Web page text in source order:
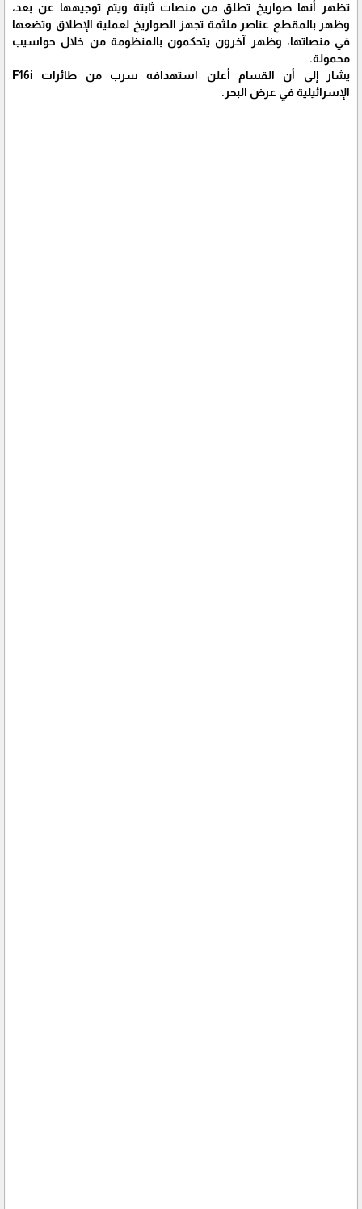
تظهر أنها صواريخ تطلق من منصات ثابتة ويتم توجيهها عن بعد،
وظهر بالمقطع عناصر ملثمة تجهز الصواريخ لعملية الإطلاق وتضعها
في منصاتها، وظهر آخرون يتحكمون بالمنظومة من خلال حواسيب
محمولة.
يشار إلى أن القسام أعلن استهدافه سرب من طائرات F16i
الإسرائيلية في عرض البحر.